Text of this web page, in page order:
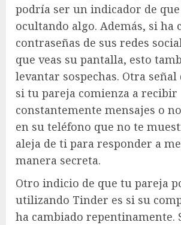
podría ser un indicador de que
ocultando algo. Además, si ha
contraseñas de sus redes
que veas su pantalla, esto
levantar sospechas. Otra señal
si tu pareja comienza a recibir
constantemente mensajes o
en su teléfono que no te
aleja de ti para responder a
manera secreta.
Otro indicio de que tu pareja
utilizando Tinder es si su
ha cambiado repentinamente.